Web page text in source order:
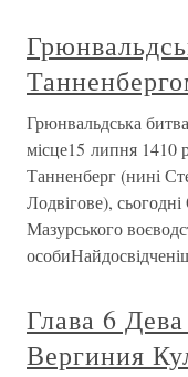
Грюнвальдська
місце15 липня 1410
Танненберг (нині
Лодвігове),
Мазурського
Глава 6
Вергиния